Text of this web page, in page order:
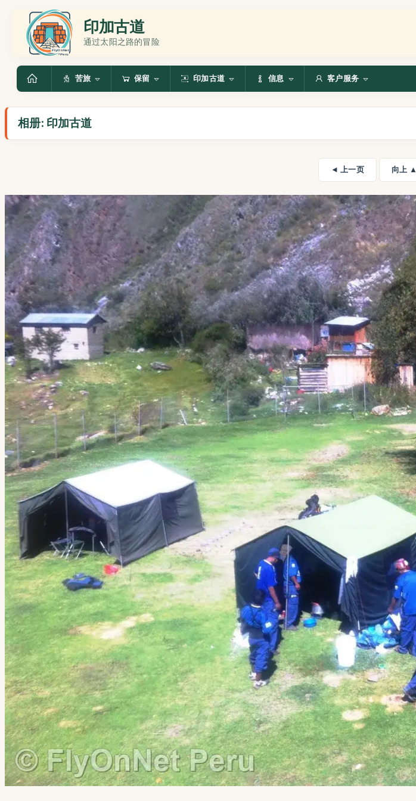
印加古道
通过太阳之路的冒险
苦旅 保留 印加古道 信息 客户服务
相册: 印加古道
◄ 上一页 向上 ▲